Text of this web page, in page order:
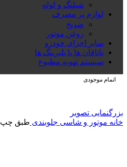
شیلنگ و لوله
لوازم پر مصرف
ضدیخ
روغن موتور
سایر اجزای خودرو
یاتاقان ها یا بلبرینگ ها
سیستم تهویه مطبوع
اتمام موجودی
بزرگنمایی تصویر
خانه موتور و شاسی جلوبندی طبق چپ 206و207/زمرد